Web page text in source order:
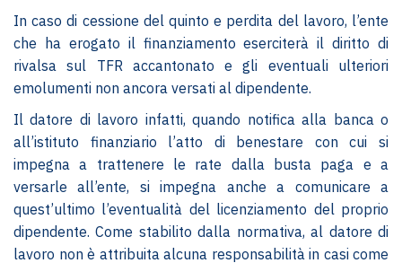
In caso di cessione del quinto e perdita del lavoro, l’ente
che ha erogato il finanziamento eserciterà il diritto di
rivalsa sul TFR accantonato e gli eventuali ulteriori
emolumenti non ancora versati al dipendente.
Il datore di lavoro infatti, quando notifica alla banca o
all’istituto finanziario l’atto di benestare con cui si
impegna a trattenere le rate dalla busta paga e a
versarle all’ente, si impegna anche a comunicare a
quest’ultimo l’eventualità del licenziamento del proprio
dipendente. Come stabilito dalla normativa, al datore di
lavoro non è attribuita alcuna responsabilità in casi come